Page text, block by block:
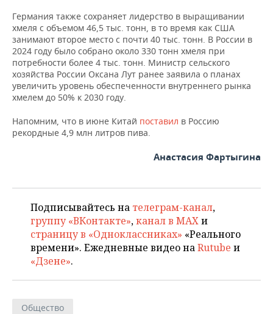
Германия также сохраняет лидерство в выращивании
хмеля с объемом 46,5 тыс. тонн, в то время как США
занимают второе место с почти 40 тыс. тонн. В России в
2024 году было собрано около 330 тонн хмеля при
потребности более 4 тыс. тонн. Министр сельского
хозяйства России Оксана Лут ранее заявила о планах
увеличить уровень обеспеченности внутреннего рынка
хмелем до 50% к 2030 году.
Напомним, что в июне Китай поставил в Россию
рекордные 4,9 млн литров пива.
Анастасия Фартыгина
Подписывайтесь на телеграм-канал,
группу «ВКонтакте»,канал в MAXи
страницу в «Одноклассниках» «Реального
времени». Ежедневные видео наRutube и
«Дзене».
Общество